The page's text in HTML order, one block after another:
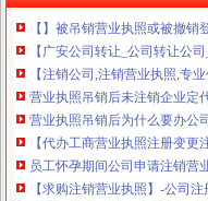
【】被吊销营业执照或被撤销
【广安公司转让_公司转让公
【注销公司,注销营业执照,专
营业执照吊销后未注销企业定
营业执照吊销后为什么要办公
【代办工商营业执照注册变更
员工怀孕期间公司申请注销营
【求购注销营业执照】-公司注
【飞粤代理--揭揭西河婆执照